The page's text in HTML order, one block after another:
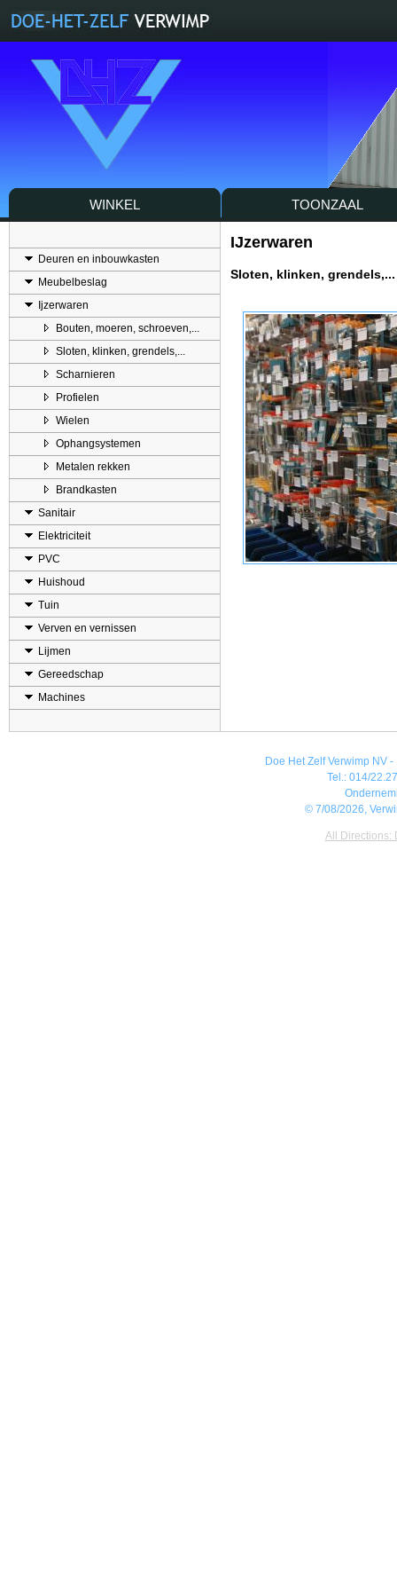
WINKEL TOONZAAL
Deuren en inbouwkasten
Meubelbeslag
Ijzerwaren
Bouten, moeren, schroeven,...
Sloten, klinken, grendels,...
Scharnieren
Profielen
Wielen
Ophangsystemen
Metalen rekken
Brandkasten
Sanitair
Elektriciteit
PVC
Huishoud
Tuin
Verven en vernissen
Lijmen
Gereedschap
Machines
IJzerwaren
Sloten, klinken, grendels,...
Doe Het Zelf Verwimp NV
Tel.: 014/
© 7/08/2026,
All Directions: